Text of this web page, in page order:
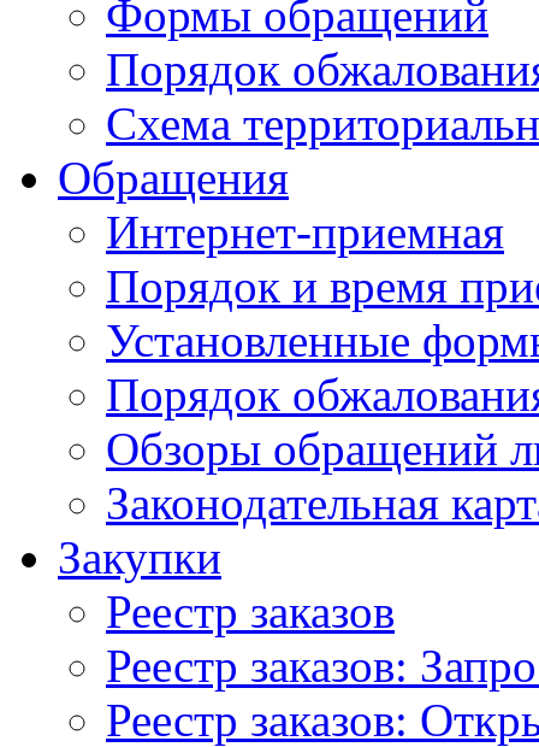
Формы обращений
Порядок
Схема
Обращения
Интернет-приемная
Порядок и время
Установленные
Порядок
Обзоры обращений
Законодательная
Закупки
Реестр заказов
Реестр заказов:
Реестр заказов: